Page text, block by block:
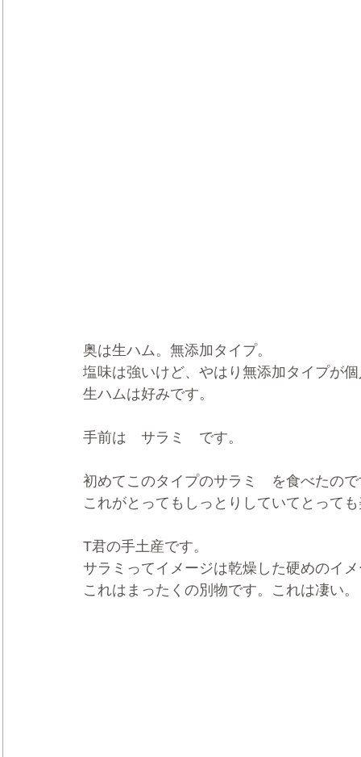
奥は生ハム。無添加タイプ。
塩味は強いけど、やはり無添加タイプが
生ハムは好みです。
手前は　サラミ　です。
初めてこのタイプのサラミ　を食べたの
これがとってもしっとりしていてとって
T君の手土産です。
サラミってイメージは乾燥した硬めのイ
これはまったくの別物です。これは凄い。